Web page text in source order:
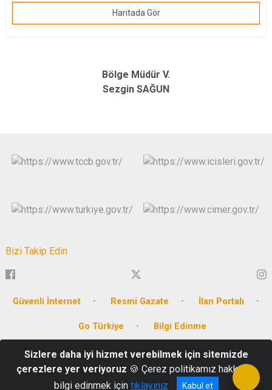
Haritada Gör
Bölge Müdür V.
Sezgin SAĞUN
Bizi Takip Edin
Güvenli İnternet Resmi Gazate İlan Portalı
Go Türkiye Bilgi Edinme
Emirbeyazıt Mahallesi, Cumhuriyet Meydanı No:3
Tel: 0252 214 1234
Sizlere daha iyi hizmet verebilmek için sitemizde
çerezlere yer veriyoruz 🍪 Çerez politikamız hakkında
bilgi edinmek için tıklayınız Kabul et